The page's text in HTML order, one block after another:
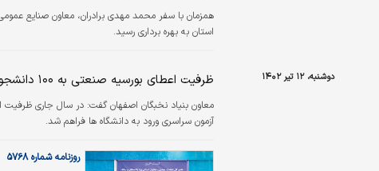
استان به بهره برداری رسید.
دوشنبه، ۱۲ تیر ۱۴۰۲ ظرفیت اعطای بورسیه صنعتی به ۱۰۰ دانشجوی برتر در اصفهان فراهم شد
آزمون سراسری ورود به دانشگاه ها فراهم شد.
روزنامه شماره ۵۷۶۸